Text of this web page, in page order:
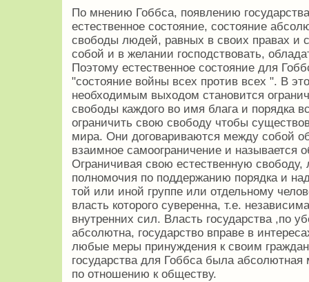
По мнению Гоббса, появлению
естественное состояние, состояние
свободы людей, равных в своих правах и
собой и в желании господствовать,
Поэтому естественное состояние для
"состояние войны всех против всех ". В
необходимым выходом становится
свободы каждого во имя блага и порядка
ограничить свою свободу чтобы
мира. Они договариваются между собой
взаимное самоограничение и называется
Ограничивая свою естественную
полномочия по поддержанию порядка и
той или иной группе или отдельному
власть которого суверенна, т.е.
внутренних сил. Власть государства ,по
абсолютна, государство вправе в
любые меры принуждения к своим
государства для Гоббса была абсолютная
по отношению к обществу.